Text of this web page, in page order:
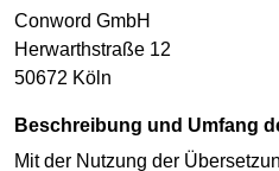
Conword GmbH
Herwarthstraße 12
50672 Köln
Beschreibung und Umfang
Mit der Nutzung der